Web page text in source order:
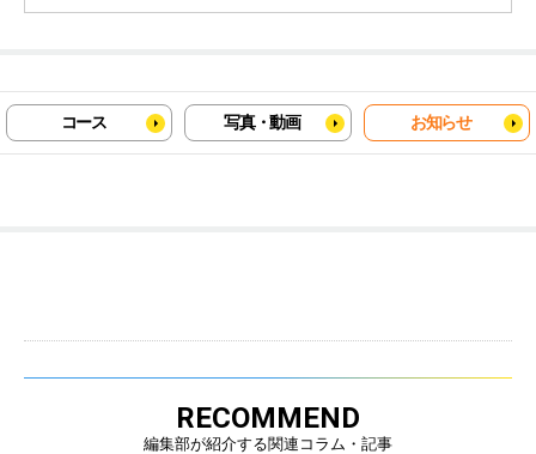
コース 写真・動画 お知らせ
RECOMMEND
編集部が紹介する関連コラム・記事